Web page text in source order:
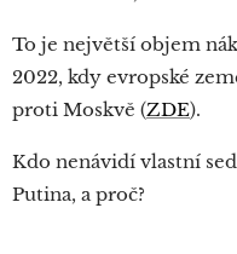
To je největší objem
2022, kdy evropské
proti Moskvě (ZDE).
Kdo nenávidí vlastní
Putina, a proč?